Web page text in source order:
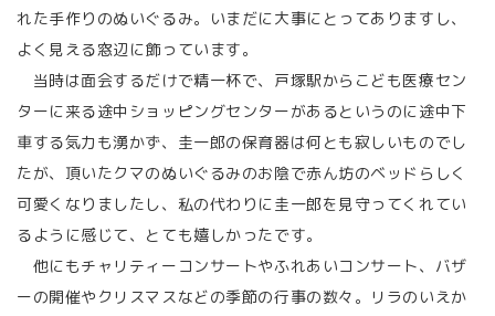
れた手作りのぬいぐるみ。いまだに大事にとってありますし、
よく見える窓辺に飾っています。
当時は面会するだけで精一杯で、戸塚駅からこども医療セン
ターに来る途中ショッピングセンターがあるというのに途中下
車する気力も湧かず、圭一郎の保育器は何とも寂しいものでし
たが、頂いたクマのぬいぐるみのお陰で赤ん坊のベッドらしく
可愛くなりましたし、私の代わりに圭一郎を見守ってくれてい
るように感じて、とても嬉しかったです。
他にもチャリティーコンサートやふれあいコンサート、バザ
ーの開催やクリスマスなどの季節の行事の数々。リラのいえか